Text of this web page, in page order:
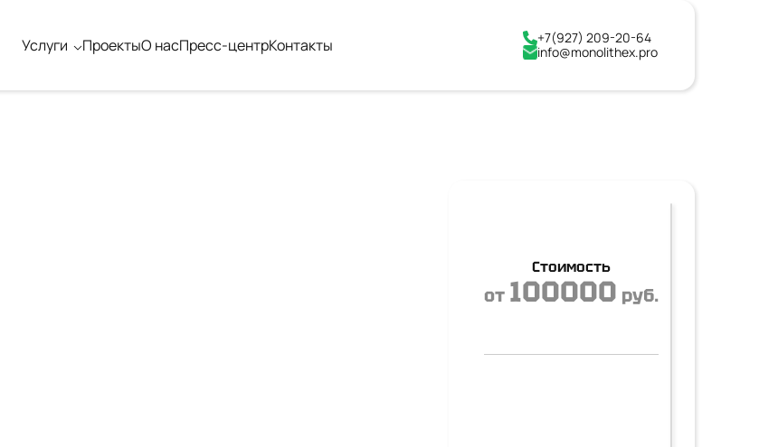
Услуги ПроектыО насПресс-центрКонтакты
+7(927) 209-20-64
info@monolithex.pro
Стоимость
от 100000 руб.